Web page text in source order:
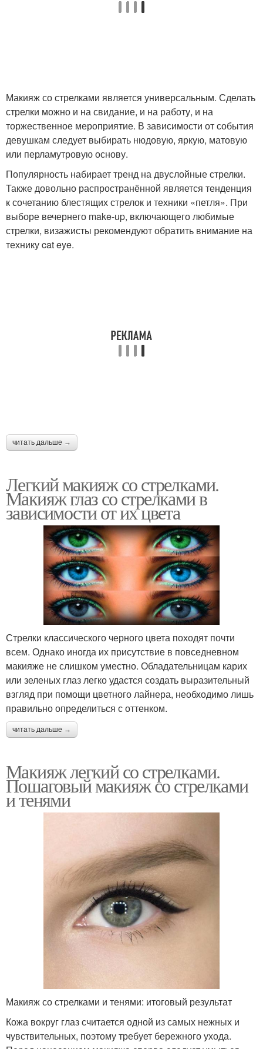
Макияж со стрелками является универсальным. Сделать
стрелки можно и на свидание, и на работу, и на
торжественное мероприятие. В зависимости от события
девушкам следует выбирать нюдовую, яркую, матовую
или перламутровую основу.
Популярность набирает тренд на двуслойные стрелки.
Также довольно распространённой является тенденция
к сочетанию блестящих стрелок и техники «петля». При
выборе вечернего make-up, включающего любимые
стрелки, визажисты рекомендуют обратить внимание на
технику cat eye.
читать дальше →
Легкий макияж со стрелками.
Макияж глаз со стрелками в
зависимости от их цвета
Стрелки классического черного цвета походят почти
всем. Однако иногда их присутствие в повседневном
макияже не слишком уместно. Обладательницам карих
или зеленых глаз легко удастся создать выразительный
взгляд при помощи цветного лайнера, необходимо лишь
правильно определиться с оттенком.
читать дальше →
Макияж легкий со стрелками.
Пошаговый макияж со стрелками
и тенями
Макияж со стрелками и тенями: итоговый результат
Кожа вокруг глаз считается одной из самых нежных и
чувствительных, поэтому требует бережного ухода.